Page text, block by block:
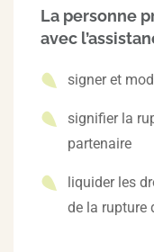
La personne
avec
signer et
signifier la
partenaire
liquider les
de la rupture